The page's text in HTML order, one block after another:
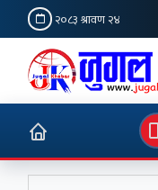
२०८३ श्रावण २४